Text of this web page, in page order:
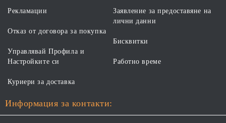
Рекламации
Отказ от договора за покупка
Управлявай Профила и
Настройките си
Заявление за предоставяне на
лични данни
Бисквитки
Работно време
Куриери за доставка
Информация за контакти: